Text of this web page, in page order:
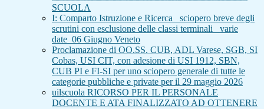
SCUOLA
I: Comparto Istruzione e Ricerca_ sciopero breve degli
scrutini con esclusione delle classi terminali_ varie
date_06 Giugno Veneto
Proclamazione di OO.SS. CUB, ADL Varese, SGB, SI
Cobas, USI CIT, con adesione di USI 1912, SBN,
CUB PI e FI-SI per uno sciopero generale di tutte le
categorie pubbliche e private per il 29 maggio 2026
uilscuola RICORSO PER IL PERSONALE
DOCENTE E ATA FINALIZZATO AD OTTENERE